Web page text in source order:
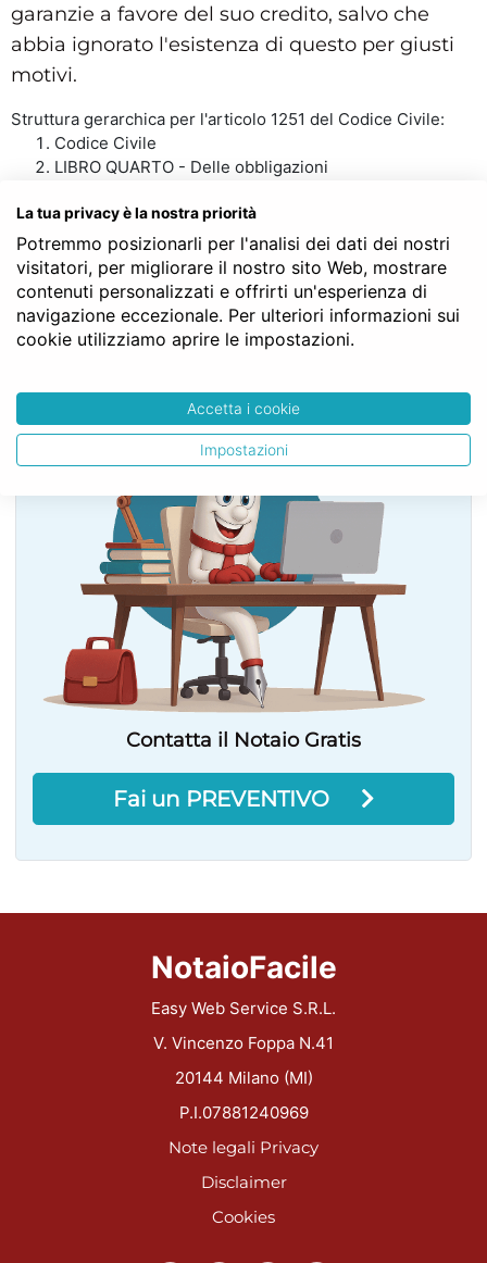
garanzie a favore del suo credito, salvo che
abbia ignorato l'esistenza di questo per giusti
motivi.
Struttura gerarchica per l'articolo 1251 del Codice Civile:
Codice Civile
LIBRO QUARTO - Delle obbligazioni
Capo IV - Dei modi di estinzione delle obbligazioni
diversi dall’adempimento
Sezione III - Della compensazione
Art. 1251
Contatta il Notaio Gratis
Fai un PREVENTIVO
NotaioFacile
Easy Web Service S.R.L.
V. Vincenzo Foppa N.41
20144 Milano (MI)
P.I.07881240969
Note legali Privacy
Disclaimer
Cookies
La tua privacy è la nostra priorità
Potremmo posizionarli per l'analisi dei dati dei nostri
visitatori, per migliorare il nostro sito Web, mostrare
contenuti personalizzati e offrirti un'esperienza di
navigazione eccezionale. Per ulteriori informazioni sui
cookie utilizziamo aprire le impostazioni.
Accetta i cookie
Impostazioni